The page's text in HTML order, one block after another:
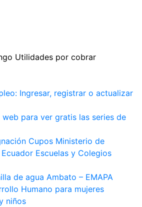
Ingresar, registrar o actualizar
para ver gratis las series de
Cupos Ministerio de
Escuelas y Colegios
de agua Ambato – EMAPA
Humano para mujeres
niños